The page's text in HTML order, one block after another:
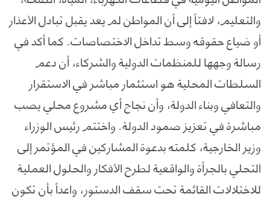
والتعليم، لافتاً إلى أن المواطن لم يعد يقبل تبادل الأعذار
أو ضياع حقوقه وسط تداخل الاختصاصات. كما أكد في
رسالة وجهها للمنظمات الدولية والشركاء، أن دعم
السلطات المحلية هو استثمار مباشر في الاستقرار
والتعافي وبناء الدولة، وأن نجاح أي مشروع محلي يصب
مباشرة في تعزيز صمود الدولة. واختتم رئيس الوزراء
وزير الخارجية، كلمته بدعوة المشاركين في المؤتمر إلى
التحلي بالجرأة والواقعية لطرح الأفكار والحلول العملية
للاختلالات القائمة تحت سقف الدستور، واعداً بأن تكون